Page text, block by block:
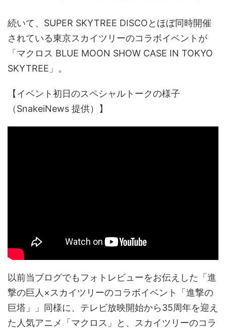
続いて、SUPER SKYTREE DISCOとほぼ同時開催
されている東京スカイツリーのコラボイベントが
「マクロス BLUE MOON SHOW CASE IN TOKYO
SKYTREE」。
【イベント初日のスペシャルトークの様子
（SnakeiNews 提供）】
以前当ブログでもフォトレビューをお伝えした「進
撃の巨人×スカイツリーのコラボイベント「進撃の
巨塔」」同様に、テレビ放映開始から35周年を迎え
た人気アニメ「マクロス」と、スカイツリーのコラ